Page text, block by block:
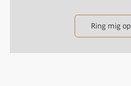
Ring mig op